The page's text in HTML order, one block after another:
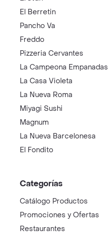
El Berretin
Pancho Va
Freddo
Pizzeria Cervantes
La Campeona Empanadas
La Casa Violeta
La Nueva Roma
Miyagi Sushi
Magnum
La Nueva Barcelonesa
El Fondito
Categorías
Catálogo Productos
Promociones y Ofertas
Restaurantes